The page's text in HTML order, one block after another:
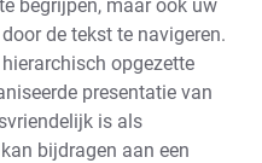
begrijpen, maar ook uw
de tekst te navigeren.
opgezette
presentatie van
is als
bijdragen aan een